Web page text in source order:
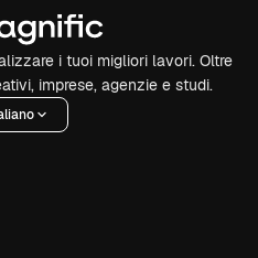
i tuoi migliori lavori. Oltre
imprese, agenzie e studi.